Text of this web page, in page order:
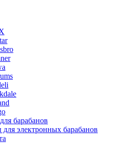
барабанов
электронных барабанов